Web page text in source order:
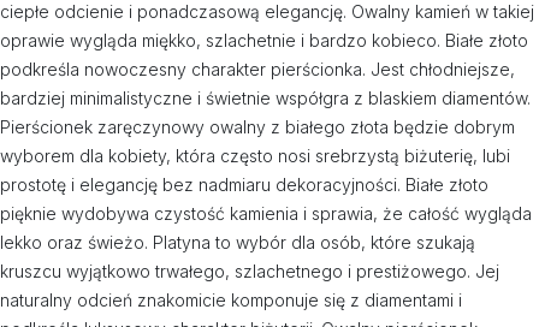
ciepłe odcienie i ponadczasową elegancję. Owalny kamień w takiej
oprawie wygląda miękko, szlachetnie i bardzo kobieco. Białe złoto
podkreśla nowoczesny charakter pierścionka. Jest chłodniejsze,
bardziej minimalistyczne i świetnie współgra z blaskiem diamentów.
Pierścionek zaręczynowy owalny z białego złota będzie dobrym
wyborem dla kobiety, która często nosi srebrzystą biżuterię, lubi
prostotę i elegancję bez nadmiaru dekoracyjności. Białe złoto
pięknie wydobywa czystość kamienia i sprawia, że całość wygląda
lekko oraz świeżo. Platyna to wybór dla osób, które szukają
kruszcu wyjątkowo trwałego, szlachetnego i prestiżowego. Jej
naturalny odcień znakomicie komponuje się z diamentami i